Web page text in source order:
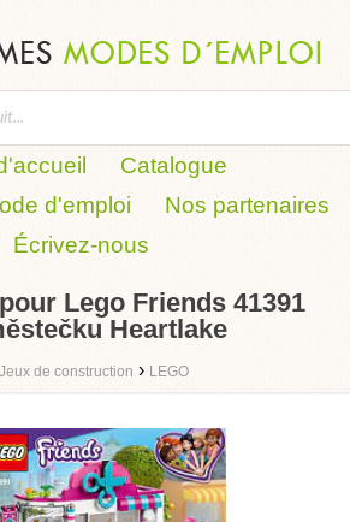
Catalogue
d'emploi
Nos partenaires
Écrivez-nous
Lego Friends 41391
Heartlake
Jeux de construction › LEGO